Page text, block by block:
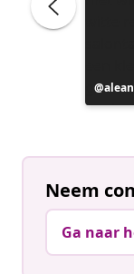
Neem
Ga naar